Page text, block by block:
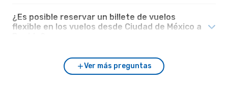
¿Es posible reservar un billete de vuelos
flexible en los vuelos desde Ciudad de México a
Ver más preguntas